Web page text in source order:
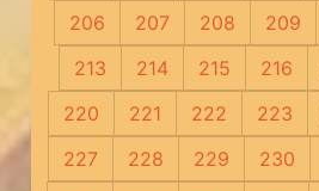
206
207 208 209
213
214 215 216
220
221 222 223
227
228 229 230